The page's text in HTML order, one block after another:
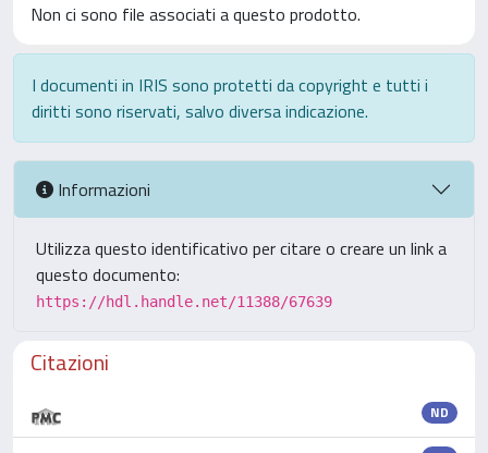
Non ci sono file associati a questo prodotto.
I documenti in IRIS sono protetti da copyright e tutti i
diritti sono riservati, salvo diversa indicazione.
Informazioni
Utilizza questo identificativo per citare o creare un link a
questo documento:
https://hdl.handle.net/11388/67639
Citazioni
ND